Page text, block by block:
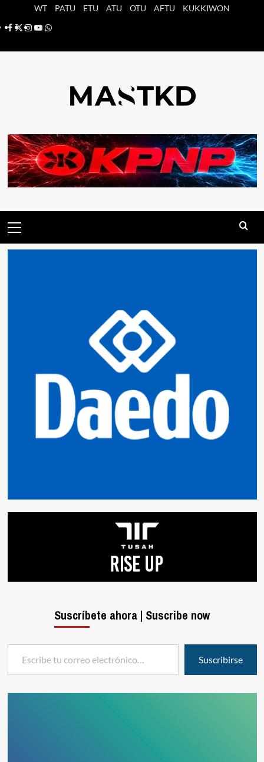
WT PATU ETU ATU OTU AFTU
KUKKIWON
Facebook
X Instagram
YouTube
Whatsapp
principal
Suscríbete ahora | Suscribe now
Escribe tu correo electrónico…
Suscribirse